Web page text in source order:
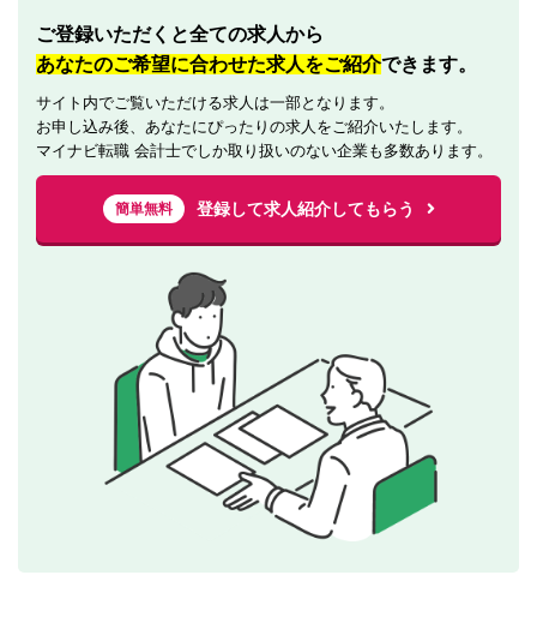
ご登録いただくと全ての求人から
あなたのご希望に合わせた求人をご紹介できます。
サイト内でご覧いただける求人は一部となります。
お申し込み後、あなたにぴったりの求人をご紹介いたします。
マイナビ転職 会計士でしか取り扱いのない企業も多数あります。
簡単無料 登録して求人紹介してもらう